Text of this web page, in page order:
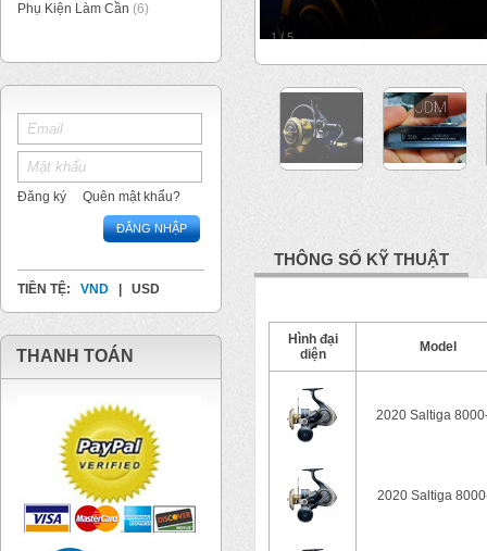
Phụ Kiện Làm Cần (6)
Đăng ký Quên mật khẩu?
ĐĂNG NHẬP
TIỀN TỆ: VND USD
THANH TOÁN
1/5
THÔNG SỐ KỸ THUẬT
Hình đại
diện
Model
2020 Saltiga
2020 Saltiga